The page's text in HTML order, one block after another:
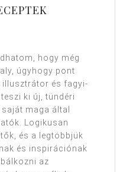
hogy még
úgyhogy pont
illusztrátor és fagyi-
ki új, tündéri
maga által
Logikusan
és a legtöbbjük
és inspirációnak
az